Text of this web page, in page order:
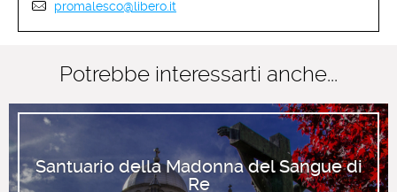
promalesco@libero.it
Potrebbe interessarti anche...
Santuario della Madonna del Sangue di
Re